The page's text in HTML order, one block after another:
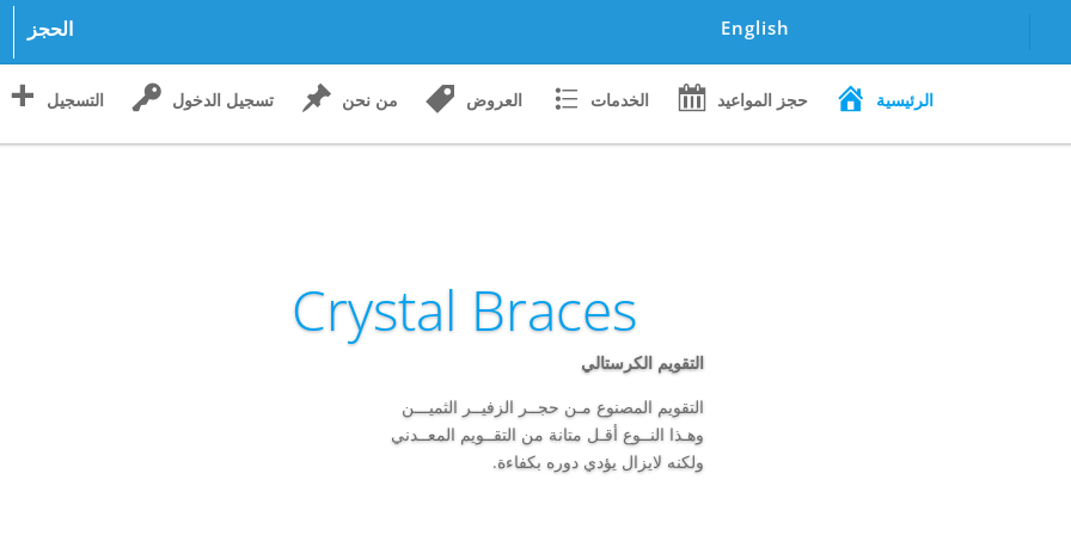
الحجز English
الرئيسية حجز المواعيد الخدمات العروض من نحن تسجيل الدخول التسجيل
Crystal Braces
التقويم الكرستالي
التقويم المصنوع مـن حجــر الزفيــر الثميـــن
وهـذا النــوع أقـل متانة من التقــويم المعــدني
ولكنه لايزال يؤدي دوره بكفاءة.